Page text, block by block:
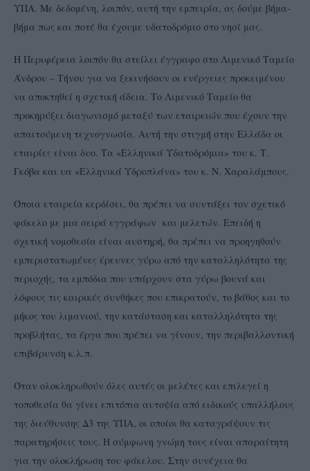
ΥΠΑ. Με δεδομένη, λοιπόν, αυτή την εμπειρία, ας δούμε βήμα-
βήμα πως και ποτέ θα έχουμε υδατοδρόμιο στο νησί μας.
Η Περιφέρεια λοιπόν θα στείλει έγγραφο στο Λιμενικό Ταμείο
Άνδρου – Τήνου για να ξεκινήσουν οι ενέργειες προκειμένου
να αποκτηθεί η σχετική άδεια. Το Λιμενικό Ταμείο θα
προκηρύξει διαγωνισμό μεταξύ των εταιρειών που έχουν την
απαιτούμενη τεχνογνωσία. Αυτή την στιγμή στην Ελλάδα οι
εταιρίες είναι δυο. Τα «Ελληνικά Υδατοδρόμια» του κ. Τ.
Γκόβα και υα «Ελληνικά Υδροπλάνα» του κ. Ν. Χαραλάμπους.
Όποια εταιρεία κερδίσει, θα πρέπει να συντάξει τον σχετικό
φάκελο με μια σειρά εγγράφων και μελετών. Επειδή η
σχετική νομοθεσία είναι αυστηρή, θα πρέπει να προηγηθούν
εμπεριστατωμένες έρευνες γύρω από την καταλληλότητα της
περιοχής, τα εμπόδια που υπάρχουν στα γύρω βουνά και
λόφους τις καιρικές συνθήκες που επικρατούν, το βάθος και το
μήκος του λιμανιού, την κατάσταση και καταλληλότητα της
προβλήτας, τα έργα που πρέπει να γίνουν, την περιβαλλοντική
επιβάρυνση κ.λ.π.
Όταν ολοκληρωθούν όλες αυτές οι μελέτες και επιλεγεί η
τοποθεσία θα γίνει επιτόπια αυτοψία από ειδικούς υπαλλήλους
της διεύθυνσης Δ3 της ΥΠΑ, οι οποίοι θα καταγράψουν τις
παρατηρήσεις τους. Η σύμφωνη γνώμη τους είναι απαραίτητη
για την ολοκλήρωση του φάκελου. Στην συνέχεια θα